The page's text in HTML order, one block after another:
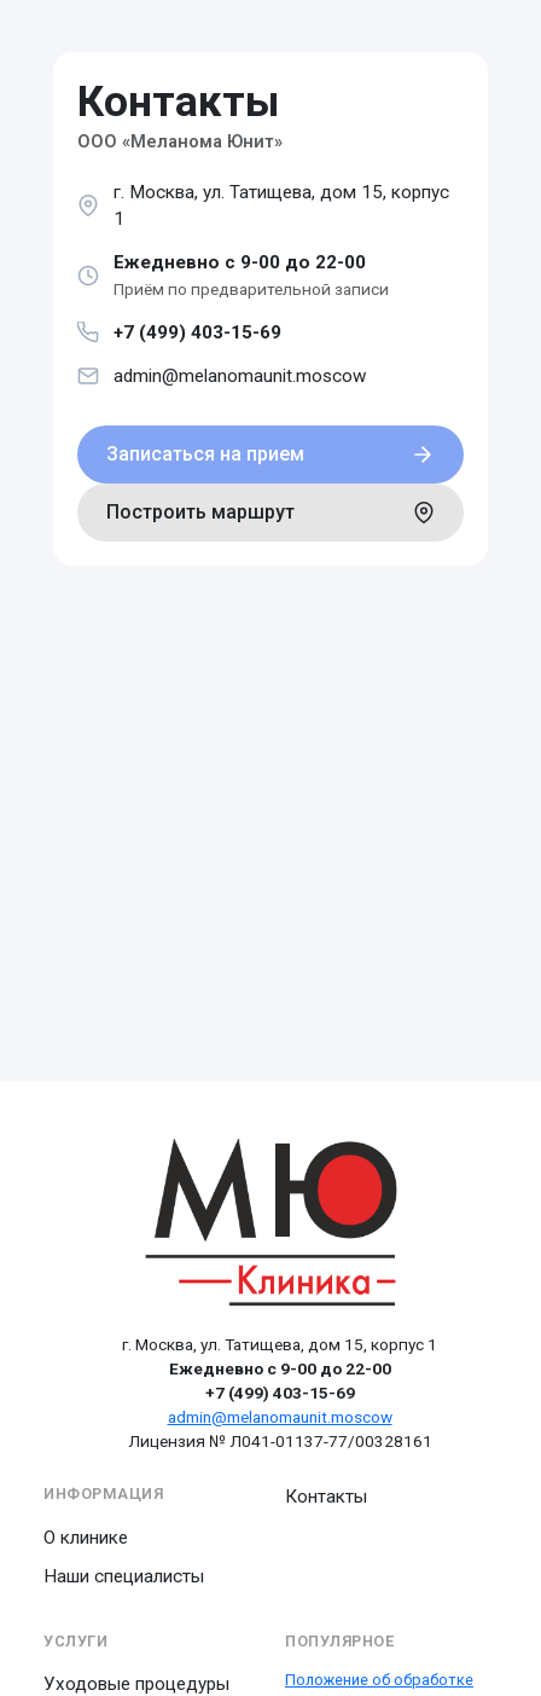
Контакты
ООО «Меланома Юнит»
г. Москва, ул. Татищева, дом 15, корпус
1
Ежедневно с 9-00 до 22-00
Приём по предварительной записи
+7 (499) 403-15-69
admin@melanomaunit.moscow
Записаться на прием
Построить маршрут
г. Москва, ул. Татищева, дом 15, корпус 1
Ежедневно с 9-00 до 22-00
+7 (499) 403-15-69
admin@melanomaunit.moscow
Лицензия № Л041-01137-77/00328161
ИНФОРМАЦИЯ
О клинике
Наши специалисты
Контакты
УСЛУГИ
Уходовые процедуры
ПОПУЛЯРНОЕ
Положение об обработке